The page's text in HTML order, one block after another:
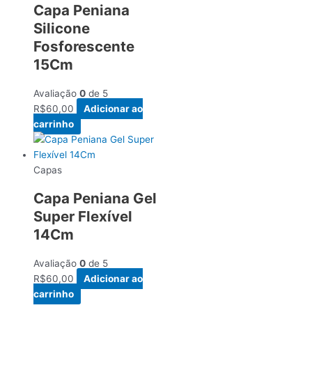
Capa Peniana
Silicone
Fosforescente
15Cm
Avaliação 0 de 5
R$60,00
Adicionar ao
carrinho
Capas
Capa Peniana Gel
Super Flexível
14Cm
Avaliação 0 de 5
R$60,00
Adicionar ao
carrinho